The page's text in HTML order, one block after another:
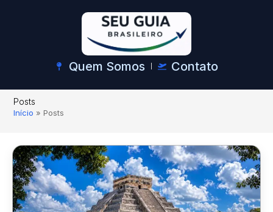
Quem Somos Contato
Posts
Início »Posts